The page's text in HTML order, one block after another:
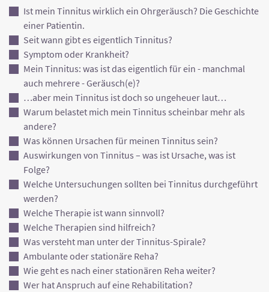
Ist mein Tinnitus wirklich ein Ohrgeräusch? Die Geschichte
einer Patientin.
Seit wann gibt es eigentlich Tinnitus?
Symptom oder Krankheit?
Mein Tinnitus: was ist das eigentlich für ein - manchmal
auch mehrere - Geräusch(e)?
…aber mein Tinnitus ist doch so ungeheuer laut…
Warum belastet mich mein Tinnitus scheinbar mehr als
andere?
Was können Ursachen für meinen Tinnitus sein?
Auswirkungen von Tinnitus – was ist Ursache, was ist
Folge?
Welche Untersuchungen sollten bei Tinnitus durchgeführt
werden?
Welche Therapie ist wann sinnvoll?
Welche Therapien sind hilfreich?
Was versteht man unter der Tinnitus-Spirale?
Ambulante oder stationäre Reha?
Wie geht es nach einer stationären Reha weiter?
Wer hat Anspruch auf eine Rehabilitation?